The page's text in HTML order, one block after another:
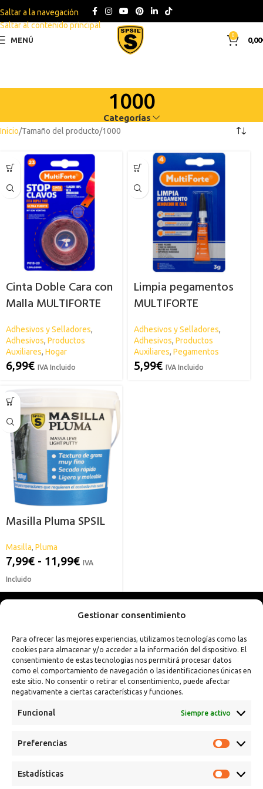
Gestionar consentimiento
Para ofrecer las mejores experiencias, utilizamos tecnologías como las
cookies para almacenar y/o acceder a la información del dispositivo. El
consentimiento de estas tecnologías nos permitirá procesar datos
como el comportamiento de navegación o las identificaciones únicas en
este sitio. No consentir o retirar el consentimiento, puede afectar
negativamente a ciertas características y funciones.
Funcional Siempre activo
Preferencias
Estadísticas
Saltar a la navegación
Saltar al contenido principal
MENÚ
0
0,00
1000
Categorías
Inicio Tamaño del producto 1000
Cinta Doble Cara con
Malla MULTIFORTE
Adhesivos y Selladores,
Adhesivos, Productos
Auxiliares, Hogar
6,99€ IVA Incluido
Limpia pegamentos
MULTIFORTE
Adhesivos y Selladores,
Adhesivos, Productos
Auxiliares, Pegamentos
5,99€ IVA Incluido
Masilla Pluma SPSIL
Masilla, Pluma
7,99€ - 11,99€ IVA
Incluido